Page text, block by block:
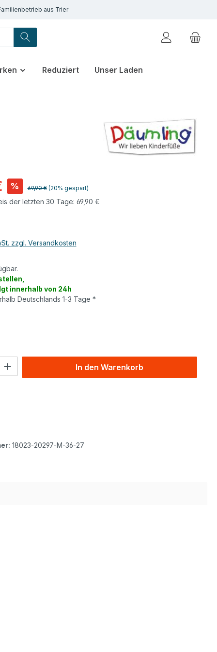
aus Trier
Reduziert Unser Laden
% Regulärer Preis:
69,90 € (20% gespart)
der letzten 30 Tage: 69,90 €
zzgl. Versandkosten
innerhalb von 24h
Deutschlands 1-3 Tage *
Gib den gewünschten Wert ein oder benutze die Schaltflächen
In den Warenkorb
18023-20297-M-36-27